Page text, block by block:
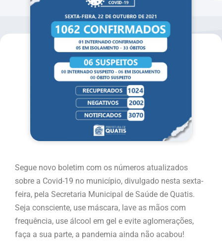
Segue novo boletim com os números atualizados
sobre a Covid-19 no município, divulgado nesta sexta-
feira, pela Secretaria Municipal de Saúde de Quatis.
Seja consciente, use máscara, lave as mãos com
frequência, use álcool em gel e evite aglomerações,
faça a sua parte, a pandemia ainda não acabou!